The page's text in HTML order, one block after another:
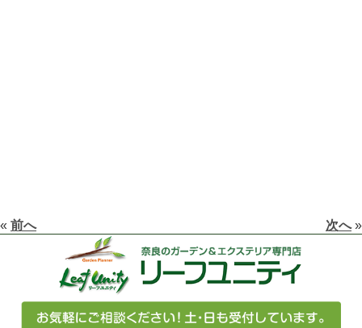
« 前へ 次へ»